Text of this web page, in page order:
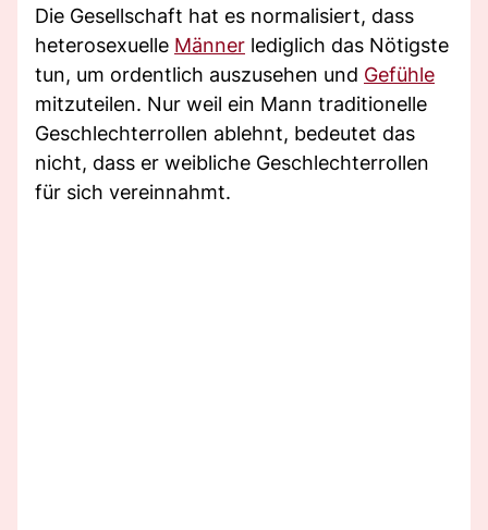
Die Gesellschaft hat es normalisiert, dass
heterosexuelle Männer lediglich das Nötigste
tun, um ordentlich auszusehen und Gefühle
mitzuteilen. Nur weil ein Mann traditionelle
Geschlechterrollen ablehnt, bedeutet das
nicht, dass er weibliche Geschlechterrollen
für sich vereinnahmt.